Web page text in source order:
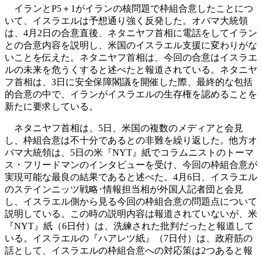
イランとP5＋1がイランの核問題で枠組合意したことにつ
いて、イスラエルは予想通り強く反発した。オバマ大統領
は、4月2日の合意直後、ネタニヤフ首相に電話をしてイラン
との合意内容を説明し、米国のイスラエル支援に変わりがな
いことを伝えた。ネタニヤフ首相は、今回の合意はイスラエ
ルの未来を危うくすると述べたと報道されている。ネタニヤ
フ首相は、3日に安全保障閣議を開催した際、最終的な包括
的合意の中で、イランがイスラエルの生存権を認めることを
新たに要求している。
ネタニヤフ首相は、5日、米国の複数のメディアと会見
し、枠組合意は不十分であるとの非難を繰り返した。他方オ
バマ大統領は、5日の米『NYT』紙でコラムニストのトーマ
ス・フリードマンのインタビューを受け、今回の枠組合意が
実現可能な最良の結果であると述べた。4月6日、イスラエル
のステインニッツ戦略･情報担当相が外国人記者団と会見
し、イスラエル側から見る今回の枠組合意の問題点について
説明している。この時の説明内容は報道されていないが、米
『NYT』紙（6日付）は、洗練された批判だったと報道して
いる。イスラエルの『ハアレツ紙』（7日付）は、政府筋の
話として、イスラエルの枠組合意への対応策は2つあると報